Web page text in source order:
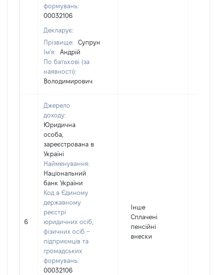
формувань:
00032106
Декларує:
Прізвище:
Супрун
Ім'я:
Андрій
По батькові (за
наявності):
Володимирович
6
Джерело
доходу:
Юридична
особа,
зареєстрована в
Україні
Найменування:
Національний
банк України
Код в Єдиному
державному
реєстрі
юридичних осіб,
фізичних осіб –
підприємців та
громадських
формувань:
00032106
Інше
Сплачені
пенсійні
внески